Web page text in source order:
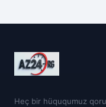
Heç bir hüququmuz